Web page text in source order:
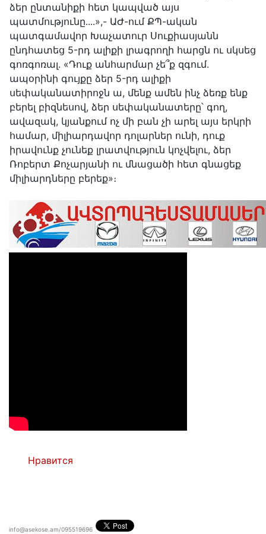
ձեր ընտանիքի հետ կապված այս
պատմությունը....»,- ԱԺ-ում ՔՊ-ական
պատգամավոր Խաչատուր Սուքիասյանն
ընդհատեց 5-րդ ալիքի լրագրողի հարցն ու սկսեց
գոռգոռալ. «Դուք անհարմար չե՞ք զգում.
ապօրինի գույքը ձեր 5-րդ ալիքի
սեփականատիրոջն ա, մենք ամեն ինչ ձեռք ենք
բերել բիզնեսով, ձեր սեփականատերը՝ գող,
ավազակ, կյանքում ոչ մի բան չի արել այս երկրի
համար, միլիարդավոր դոլարներ ունի, դուք
իրավունք չունեք լրատվություն կոչվելու, ձեր
Ռոբերտ Քոչարյանի ու մնացածի հետ գնացեք
միլիարդները բերեք»։
Нравится
info@asekose.am/095519696